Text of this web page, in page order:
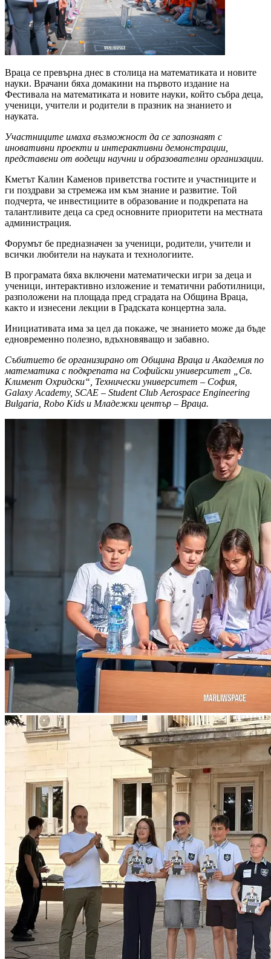
Враца се превърна днес в столица на математиката и новите
науки. Врачани бяха домакини на първото издание на
Фестивала на математиката и новите науки, който събра деца,
ученици, учители и родители в празник на знанието и
науката.
Участниците имаха възможност да се запознаят с
иновативни проекти и интерактивни демонстрации,
представени от водещи научни и образователни организации.
Кметът Калин Каменов приветства гостите и участниците и
ги поздрави за стремежа им към знание и развитие. Той
подчерта, че инвестициите в образование и подкрепата на
талантливите деца са сред основните приоритети на местната
администрация.
Форумът бе предназначен за ученици, родители, учители и
всички любители на науката и технологиите.
В програмата бяха включени математически игри за деца и
ученици, интерактивно изложение и тематични работилници,
разположени на площада пред сградата на Община Враца,
както и изнесени лекции в Градската концертна зала.
Инициативата има за цел да покаже, че знанието може да бъде
едновременно полезно, вдъхновяващо и забавно.
Събитието бе организирано от Община Враца и Академия по
математика с подкрепата на Софийски университет „Св.
Климент Охридски“, Технически университет – София,
Galaxy Academy, SCAE – Student Club Aerospace Engineering
Bulgaria, Robo Kids и Младежки център – Враца.